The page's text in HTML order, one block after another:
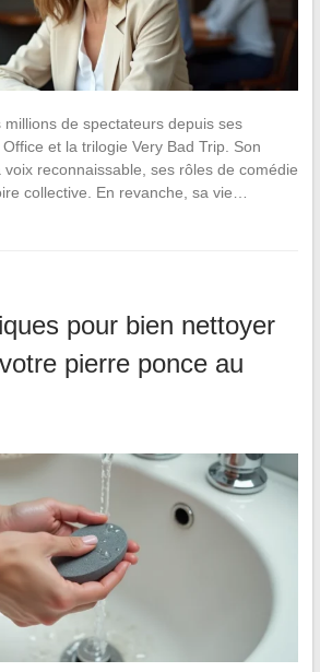
de spectateurs depuis ses
et la trilogie Very Bad Trip. Son
reconnaissable, ses rôles de comédie
collective. En revanche, sa vie…
pour bien nettoyer
pierre ponce au